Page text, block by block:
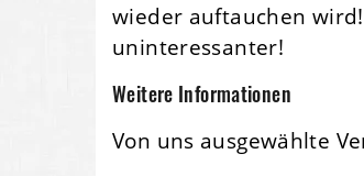
wieder auftauchen
uninteressanter!
Weitere Informationen
Von uns ausgewählte